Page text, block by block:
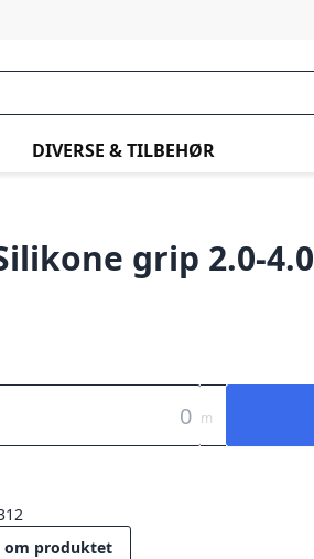
DIVERSE & TILBEHØR
grip 2.0-4.0
m
om produktet